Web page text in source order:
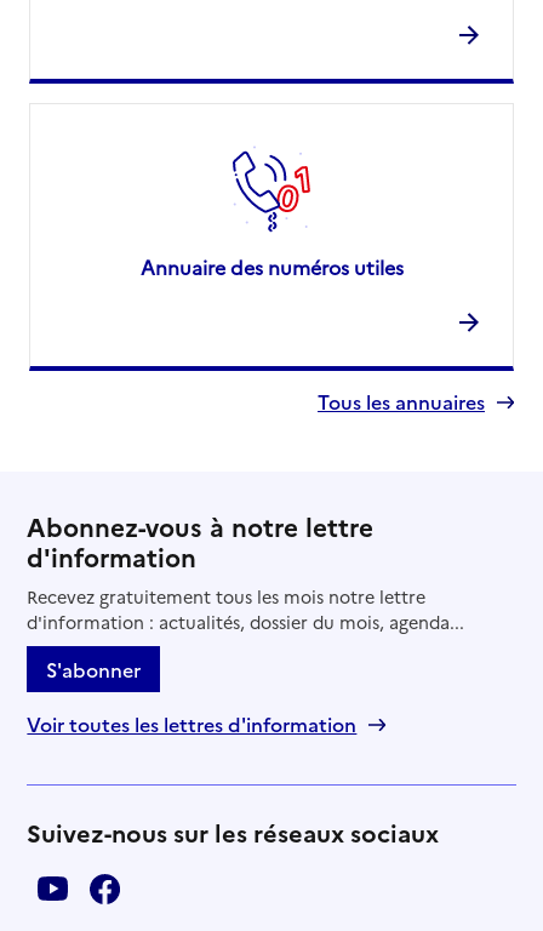
Annuaire des numéros utiles
Tous les annuaires
Abonnez-vous à notre lettre
d'information
Recevez gratuitement tous les mois notre lettre
d'information : actualités, dossier du mois, agenda...
S'abonner
Voir toutes les lettres d'information
Suivez-nous sur les réseaux sociaux